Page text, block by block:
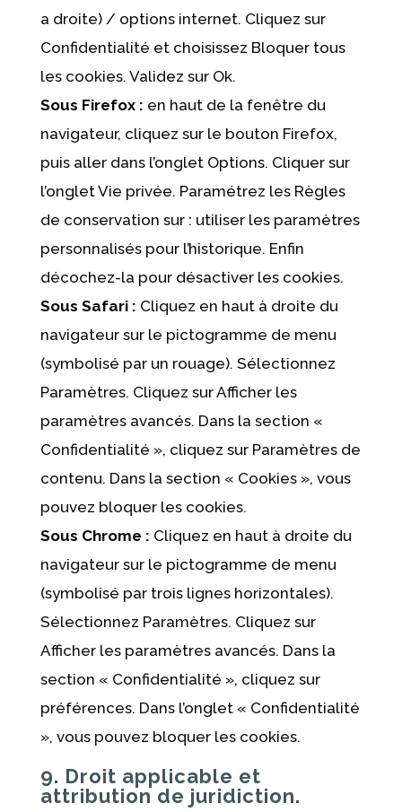
a droite) / options internet. Cliquez sur
Confidentialité et choisissez Bloquer tous
les cookies. Validez sur Ok.
Sous Firefox : en haut de la fenêtre du
navigateur, cliquez sur le bouton Firefox,
puis aller dans l’onglet Options. Cliquer sur
l’onglet Vie privée. Paramétrez les Règles
de conservation sur : utiliser les paramètres
personnalisés pour l’historique. Enfin
décochez-la pour désactiver les cookies.
Sous Safari : Cliquez en haut à droite du
navigateur sur le pictogramme de menu
(symbolisé par un rouage). Sélectionnez
Paramètres. Cliquez sur Afficher les
paramètres avancés. Dans la section «
Confidentialité », cliquez sur Paramètres de
contenu. Dans la section « Cookies », vous
pouvez bloquer les cookies.
Sous Chrome : Cliquez en haut à droite du
navigateur sur le pictogramme de menu
(symbolisé par trois lignes horizontales).
Sélectionnez Paramètres. Cliquez sur
Afficher les paramètres avancés. Dans la
section « Confidentialité », cliquez sur
préférences. Dans l’onglet « Confidentialité
», vous pouvez bloquer les cookies.
9. Droit applicable et
attribution de juridiction.